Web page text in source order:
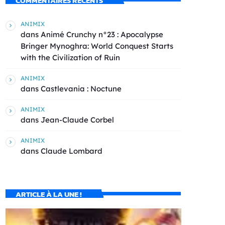
ANIMIX
dans Animé Crunchy n°23 : Apocalypse
Bringer Mynoghra: World Conquest Starts
with the Civilization of Ruin
ANIMIX
dans Castlevania : Noctune
ANIMIX
dans Jean-Claude Corbel
ANIMIX
dans Claude Lombard
ARTICLE À LA UNE !